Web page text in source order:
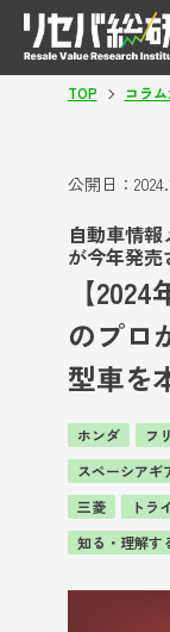
TOP コラ
公開日：
自動車情
が今年発売
【
のプロ
型車を
ホンダ フ
スペーシアギ
三菱
トラ
知る・理解す